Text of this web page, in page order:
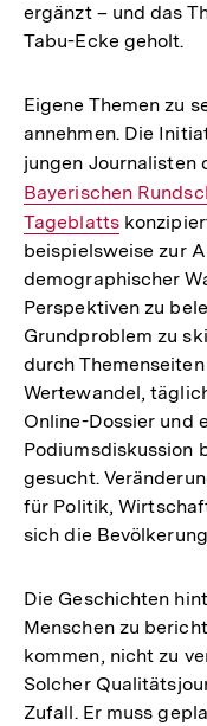
ergänzt – und das
Tabu-Ecke geholt.
Eigene Themen zu
annehmen. Die
jungen Journalisten
Bayerischen
Tageblatts
beispielsweise zur
demographischer
Perspektiven zu
Grundproblem zu
durch
Wertewandel,
Online-Dossier und
Podiumsdiskussion
gesucht.
für Politik,
sich die
Die Geschichten
Menschen zu
kommen, nicht zu
Solcher
Zufall. Er muss